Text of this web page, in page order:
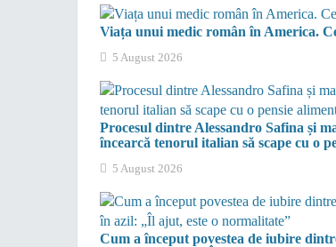
Viața unui medic român în America.
5 August 2026
Procesul dintre Alessandro Safina și
încearcă tenorul italian să scape cu o
5 August 2026
Cum a început povestea de iubire